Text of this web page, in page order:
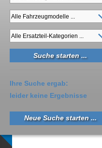
Ihre Suche ergab:
leider keine Ergebnisse
Neue Suche starten ...